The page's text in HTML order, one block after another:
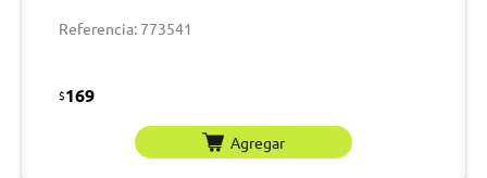
Referencia: 773541
$169
Agregar